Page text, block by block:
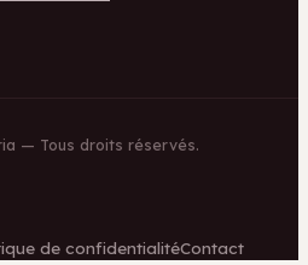
— Tous droits réservés.
de confidentialitéContact